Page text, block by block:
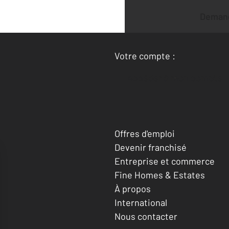
Votre compte :
Accéder à mon compte
Offres d'emploi
Devenir franchisé
Entreprise et commerce
Fine Homes & Estates
À propos
International
Nous contacter